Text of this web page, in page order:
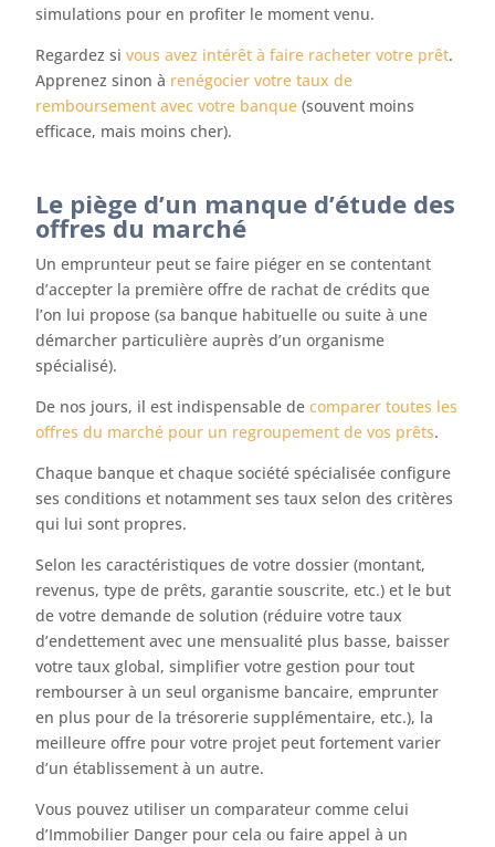
simulations pour en profiter le moment venu.
Regardez sivous avez intérêt à faire racheter votre prêt.
Apprenez sinon à renégocier votre taux de
remboursement avec votre banque (souvent moins
efficace, mais moins cher).
Le piège d’un manque d’étude des
offres du marché
Un emprunteur peut se faire piéger en se contentant
d’accepter la première offre de rachat de crédits que
l’on lui propose (sa banque habituelle ou suite à une
démarcher particulière auprès d’un organisme
spécialisé).
De nos jours, il est indispensable decomparer toutes les
offres du marché pour un regroupement de vos prêts.
Chaque banque et chaque société spécialisée configure
ses conditions et notamment ses taux selon des critères
qui lui sont propres.
Selon les caractéristiques de votre dossier (montant,
revenus, type de prêts, garantie souscrite, etc.) et le but
de votre demande de solution (réduire votre taux
d’endettement avec une mensualité plus basse, baisser
votre taux global, simplifier votre gestion pour tout
rembourser à un seul organisme bancaire, emprunter
en plus pour de la trésorerie supplémentaire, etc.), la
meilleure offre pour votre projet peut fortement varier
d’un établissement à un autre.
Vous pouvez utiliser un comparateur comme celui
d’Immobilier Danger pour cela ou faire appel à un